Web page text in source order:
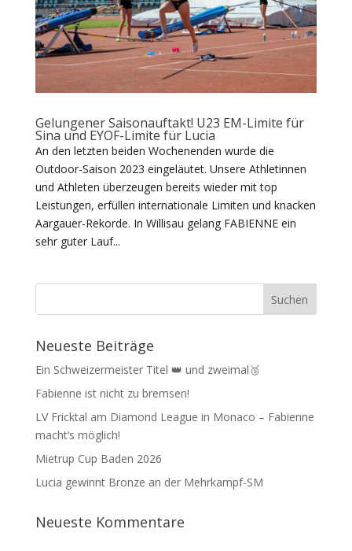
Gelungener Saisonauftakt! U23 EM-Limite für
Sina und EYOF-Limite für Lucia
An den letzten beiden Wochenenden wurde die
Outdoor-Saison 2023 eingeläutet. Unsere Athletinnen
und Athleten überzeugen bereits wieder mit top
Leistungen, erfüllen internationale Limiten und knacken
Aargauer-Rekorde. In Willisau gelang FABIENNE ein
sehr guter Lauf...
Neueste Beiträge
Ein Schweizermeister Titel 👑 und zweimal🥉
Fabienne ist nicht zu bremsen!
LV Fricktal am Diamond League in Monaco – Fabienne
macht‘s möglich!
Mietrup Cup Baden 2026
Lucia gewinnt Bronze an der Mehrkampf-SM
Neueste Kommentare